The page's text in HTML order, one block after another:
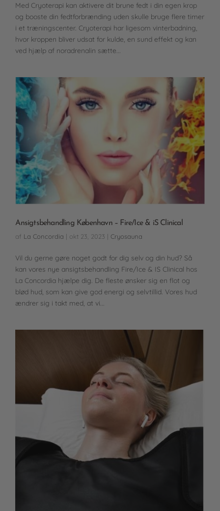
Med Cryoterapi kan aktivere dit brune fedt i din egen krop
og booste din fedtforbrænding uden skulle bruge flere timer
i et træningscenter. Cryoterapi har ligesom vinterbadning,
hvor kroppen bliver udsat for kulde, en sund effekt og kan
ved hjælp af noradrenalin sætte...
Ansigtsbehandling København – Fire/Ice & iS Clinical
af La Concordia | okt 23, 2023 | Cryosauna
Vil du gerne gøre noget godt for dig selv og din hud? Så
kan vores nye ansigtsbehandling Fire/Ice & IS Clinical hos
La Concordia hjælpe dig. De fleste ønsker sig en flot og
blød hud, som kan give god energi og selvtillid. Vores hud
ændrer sig i takt med, at vi...